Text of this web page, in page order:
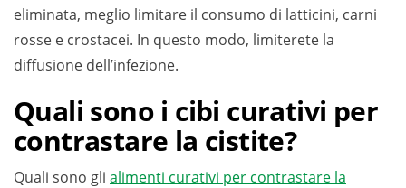
eliminata, meglio limitare il consumo di latticini, carni
rosse e crostacei. In questo modo, limiterete la
diffusione dell’infezione.
Quali sono i cibi curativi per
contrastare la cistite?
Quali sono gli alimenti curativi per contrastare la